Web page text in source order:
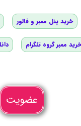
خرید پنل ممبر و فالور
خرید ممبر گروه تلگرام
عضویت